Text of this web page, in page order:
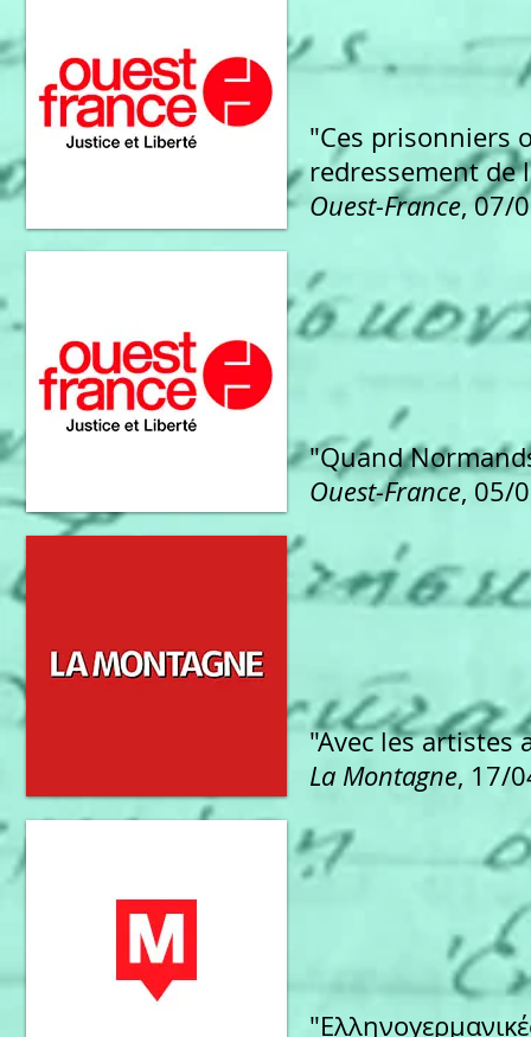
"Ces prisonniers
redressement de
Ouest-France, 07/
"Quand
Ouest-France, 05/
"Avec les artistes
La Montagne, 17/